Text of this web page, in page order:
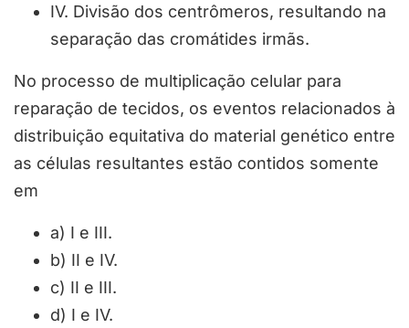
IV. Divisão dos centrômeros, resultando na
separação das cromátides irmãs.
No processo de multiplicação celular para
reparação de tecidos, os eventos relacionados à
distribuição equitativa do material genético entre
as células resultantes estão contidos somente
em
a) I e III.
b) II e IV.
c) II e III.
d) I e IV.